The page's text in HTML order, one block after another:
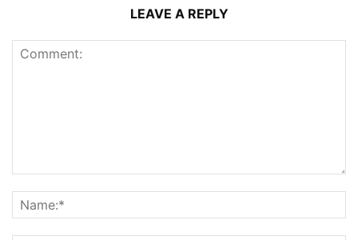
LEAVE A REPLY